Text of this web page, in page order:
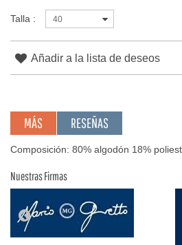
Talla : 40
Añadir a la lista de deseos
MÁS RESEÑAS
Composición: 80% algodón 18%
Nuestras Firmas